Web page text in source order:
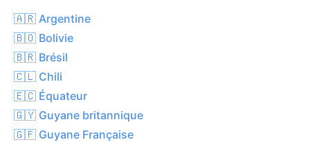
🇦🇷 Argentine
🇧🇴 Bolivie
🇧🇷 Brésil
🇨🇱 Chili
🇪🇨 Équateur
🇬🇾 Guyane britannique
🇬🇫 Guyane Française